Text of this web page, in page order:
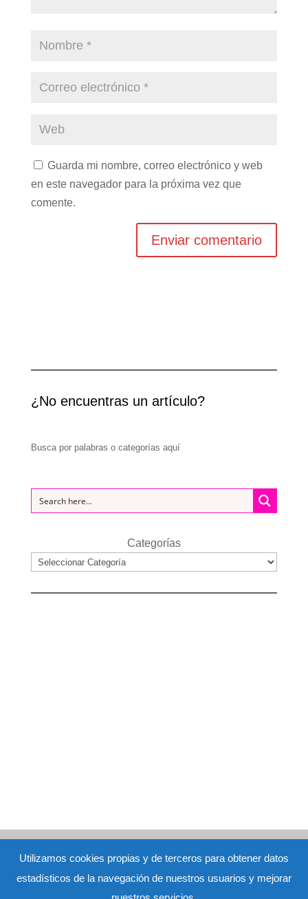
Guarda mi nombre, correo electrónico y web
en este navegador para la próxima vez que
comente.
¿No encuentras un artículo?
Busca por palabras o categorías aquí
Categorías
Contacto: terapia@terapiaconana.com - 91 643 52
Utilizamos cookies propias y de terceros para obtener datos
estadísticos de la navegación de nuestros usuarios y mejorar